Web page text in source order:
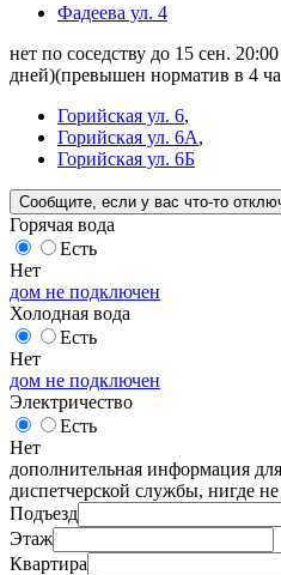
Фадеева ул. 4
нет по соседству до 15 сен. 20:00
дней)(превышен норматив в 4
Горийская ул. 6,
Горийская ул. 6А,
Горийская ул. 6Б
Сообщите , если у вас что-то
Горячая вода
Есть
Нет
дом не подключен
Холодная вода
Есть
Нет
дом не подключен
Электричество
Есть
Нет
дополнительная информация
диспетчерской службы, нигде
Подъезд
Этаж
Квартира